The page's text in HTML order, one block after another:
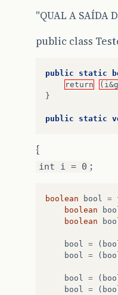
"QUAL A SAÍDA
public class
public static
return
}
public static
{
int i = 0 ;
boolean bool =
boolean
boolean
bool = (
bool
= (
bool = (
bool
= (